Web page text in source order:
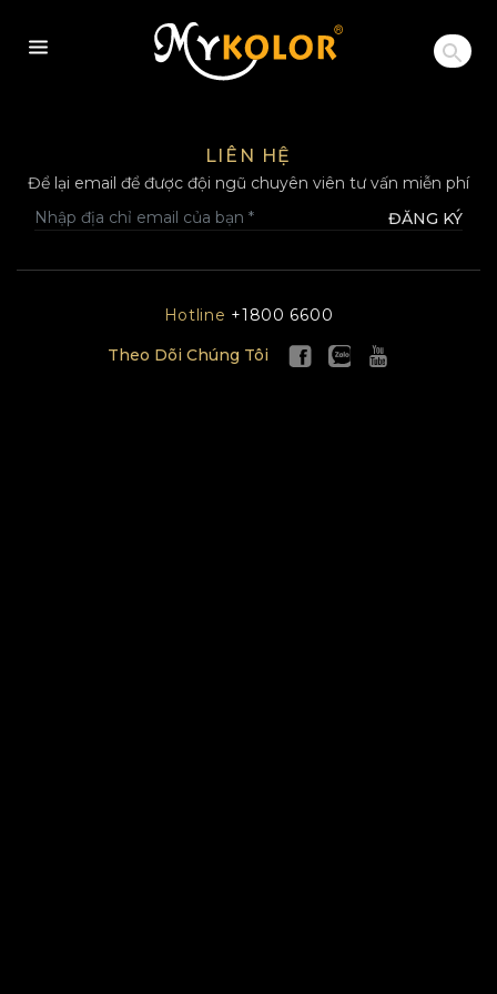
MYKOLOR
LIÊN HỆ
Để lại email để được đội ngũ chuyên viên tư vấn miễn phí
ĐĂNG KÝ
Hotline +1800 6600
Theo Dõi Chúng Tôi